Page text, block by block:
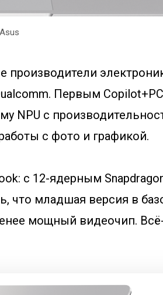
производители
Первым
NPU с
с фото и графикой.
с 12-ядерным
что младшая версия в
мощный видеочип.